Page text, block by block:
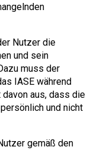
Nutzer die
und sein
muss der
IASE während
aus, dass die
und nicht
gemäß den